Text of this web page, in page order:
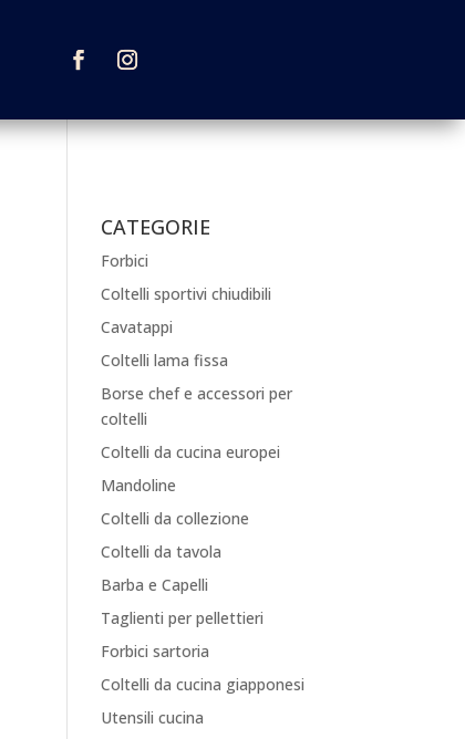
CATEGORIE
Forbici
Coltelli sportivi chiudibili
Cavatappi
Coltelli lama fissa
Borse chef e accessori per
coltelli
Coltelli da cucina europei
Mandoline
Coltelli da collezione
Coltelli da tavola
Barba e Capelli
Taglienti per pellettieri
Forbici sartoria
Coltelli da cucina giapponesi
Utensili cucina